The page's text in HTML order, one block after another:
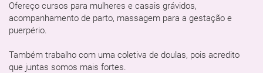
Ofereço cursos para mulheres e casais grávidos,
acompanhamento de parto, massagem para a gestação e
puerpério.
Também trabalho com uma coletiva de doulas, pois acredito
que juntas somos mais fortes.